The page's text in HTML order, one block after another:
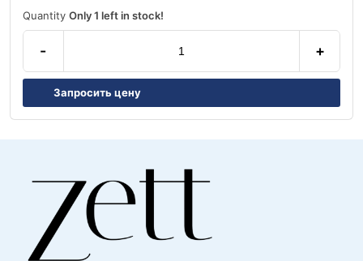
Quantity Only 1 left in stock!
- +
Запросить цену